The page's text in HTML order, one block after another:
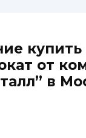
купить
от
в